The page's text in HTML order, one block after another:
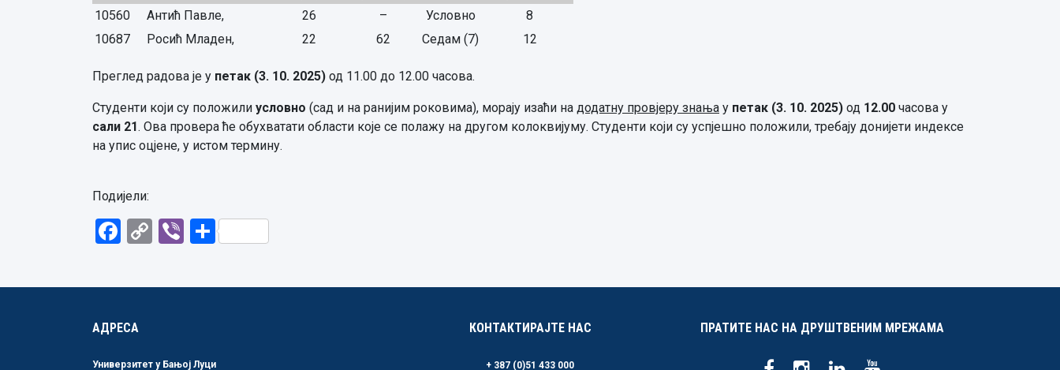
10560
Антић Павле, 26 – Условно
8
10687
Росић Младен, 22 62 Седам (7) 12
Преглед радова је у петак (3. 10. 2025) од 11.00 до 12.00 часова.
Студенти који су положили условно (сад и на ранијим роковима), морају изаћи на додатну провјеру знања у петак (3. 10. 2025) од 12.00 часова у
сали 21. Ова провера ће обухватати области које се полажу на другом колоквијуму. Студенти који су успјешно положили, требају донијети индексе
на упис оцјене, у истом термину.
Подијели:
Facebook
CopyViberShare
АДРЕСА
Универзитет у Бањој Луци
КОНТАКТИРАЈТЕ НАС
+ 387 (0)51 433 000
ПРАТИТЕ НАС НА ДРУШТВЕНИМ МРЕЖАМА